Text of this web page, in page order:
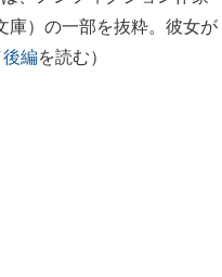
庫）の一部を抜粋。彼女が
後編を読む）